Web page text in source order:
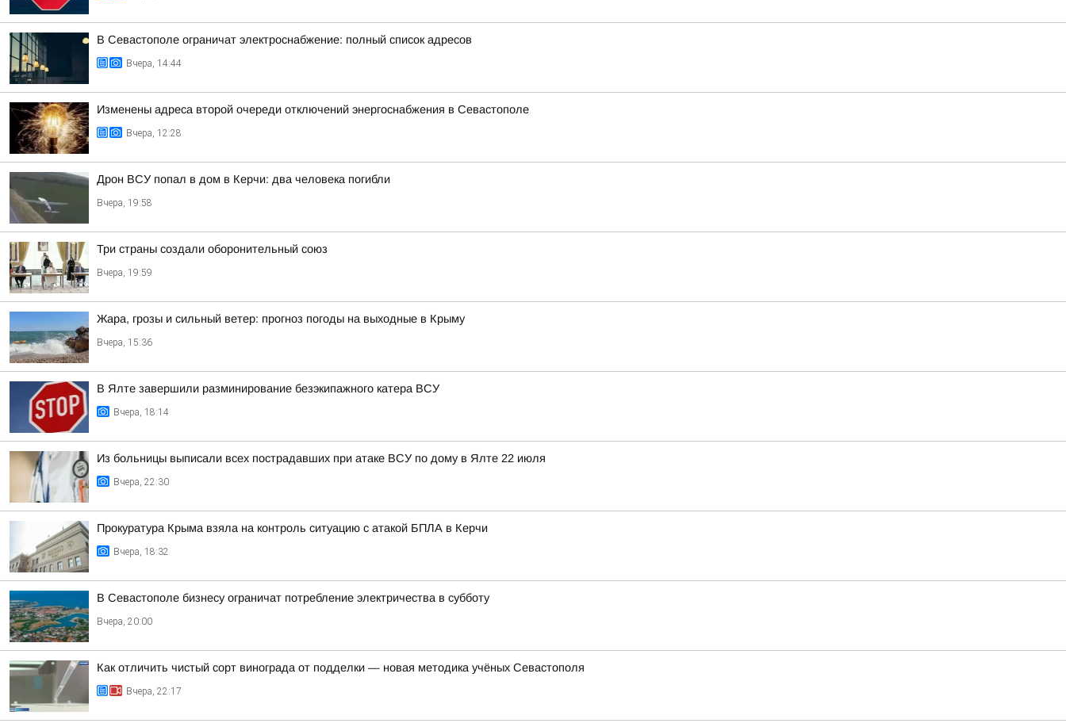
В Севастополе ограничат электроснабжение: полный список адресов
Вчера, 14:44
Изменены адреса второй очереди отключений энергоснабжения в Севастополе
Вчера, 12:28
Дрон ВСУ попал в дом в Керчи: два человека погибли
Вчера, 19:58
Три страны создали оборонительный союз
Вчера, 19:59
Жара, грозы и сильный ветер: прогноз погоды на выходные в Крыму
Вчера, 15:36
В Ялте завершили разминирование безэкипажного катера ВСУ
Вчера, 18:14
Из больницы выписали всех пострадавших при атаке ВСУ по дому в Ялте 22 июля
Вчера, 22:30
Прокуратура Крыма взяла на контроль ситуацию с атакой БПЛА в Керчи
Вчера, 18:32
В Севастополе бизнесу ограничат потребление электричества в субботу
Вчера, 20:00
Как отличить чистый сорт винограда от подделки — новая методика учёных Севастополя
Вчера, 22:17